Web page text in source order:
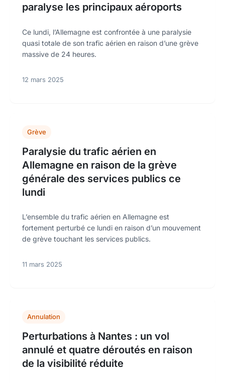
paralyse les principaux aéroports
Ce lundi, l’Allemagne est confrontée à une paralysie
quasi totale de son trafic aérien en raison d’une grève
massive de 24 heures.
12 mars 2025
Grève
Paralysie du trafic aérien en
Allemagne en raison de la grève
générale des services publics ce
lundi
L’ensemble du trafic aérien en Allemagne est
fortement perturbé ce lundi en raison d’un mouvement
de grève touchant les services publics.
11 mars 2025
Annulation
Perturbations à Nantes : un vol
annulé et quatre déroutés en raison
de la visibilité réduite